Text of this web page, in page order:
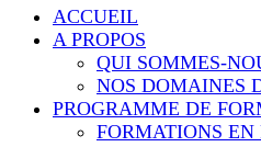
ACCUEIL
A PROPOS
QUI SOMMES-
NOS DOMAINES
PROGRAMME DE
FORMATIONS EN